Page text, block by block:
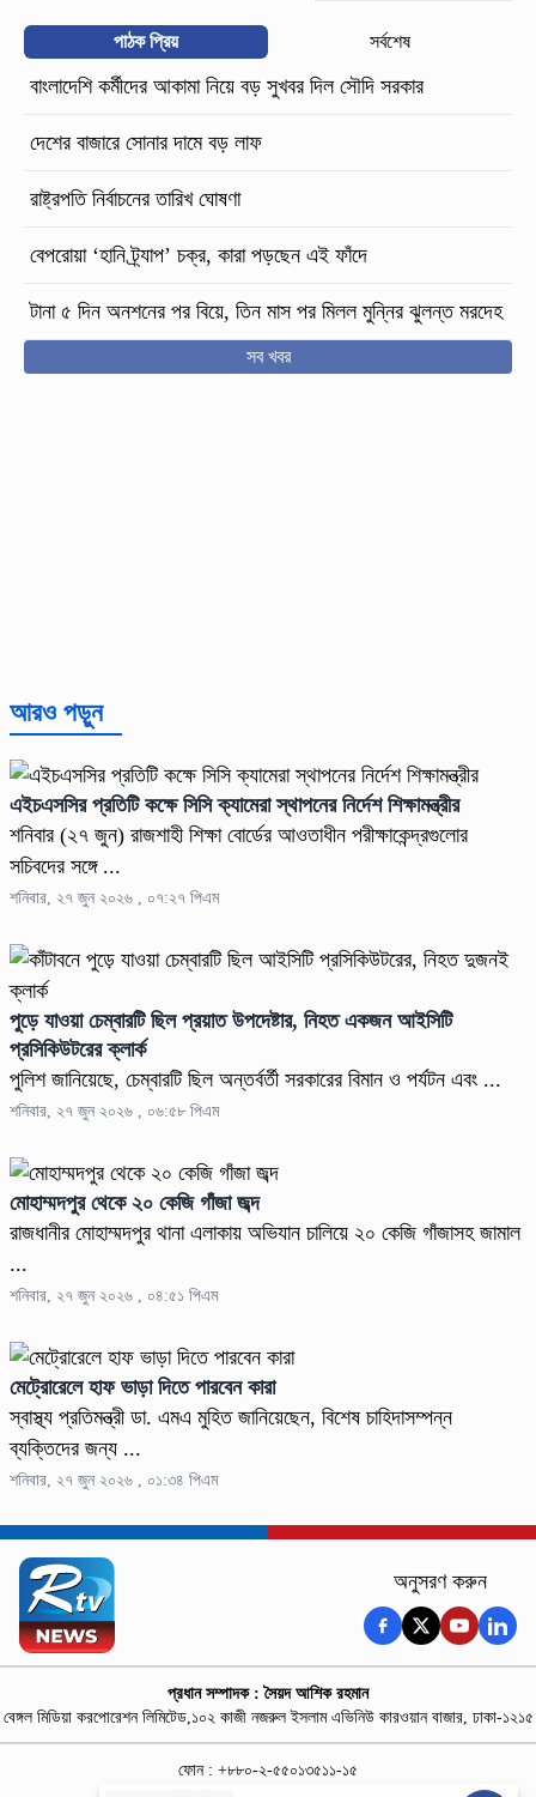
পাঠক প্রিয় সর্বশেষ
বাংলাদেশি কর্মীদের আকামা নিয়ে বড় সুখবর দিল সৌদি সরকার
দেশের বাজারে সোনার দামে বড় লাফ
রাষ্ট্রপতি নির্বাচনের তারিখ ঘোষণা
বেপরোয়া ‘হানি ট্র্যাপ’ চক্র, কারা পড়ছেন এই ফাঁদে
টানা ৫ দিন অনশনের পর বিয়ে, তিন মাস পর মিলল মুন্নির ঝুলন্ত মরদেহ
সব খবর
আরও পড়ুন
এইচএসসির প্রতিটি কক্ষে সিসি ক্যামেরা স্থাপনের নির্দেশ শিক্ষামন্ত্রীর
শনিবার (২৭ জুন) রাজশাহী শিক্ষা বোর্ডের আওতাধীন পরীক্ষাকেন্দ্রগুলোর
সচিবদের সঙ্গে ...
শনিবার, ২৭ জুন ২০২৬ , ০৭:২৭ পিএম
পুড়ে যাওয়া চেম্বারটি ছিল প্রয়াত উপদেষ্টার, নিহত একজন আইসিটি
প্রসিকিউটরের ক্লার্ক
পুলিশ জানিয়েছে, চেম্বারটি ছিল অন্তর্বর্তী সরকারের বিমান ও পর্যটন এবং ...
শনিবার, ২৭ জুন ২০২৬ , ০৬:৫৮ পিএম
মোহাম্মদপুর থেকে ২০ কেজি গাঁজা জব্দ
রাজধানীর মোহাম্মদপুর থানা এলাকায় অভিযান চালিয়ে ২০ কেজি গাঁজাসহ জামাল
...
শনিবার, ২৭ জুন ২০২৬ , ০৪:৫১ পিএম
মেট্রোরেলে হাফ ভাড়া দিতে পারবেন কারা
স্বাস্থ্য প্রতিমন্ত্রী ডা. এমএ মুহিত জানিয়েছেন, বিশেষ চাহিদাসম্পন্ন
ব্যক্তিদের জন্য ...
শনিবার, ২৭ জুন ২০২৬ , ০১:৩৪ পিএম
অনুসরণ করুন
প্রধান সম্পাদক : সৈয়দ আশিক রহমান
বেঙ্গল মিডিয়া করপোরেশন লিমিটেড,১০২ কাজী নজরুল ইসলাম এভিনিউ কারওয়ান বাজার, ঢাকা-১২১৫
ফোন : +৮৮০-২-৫৫০১৩৫১১-১৫